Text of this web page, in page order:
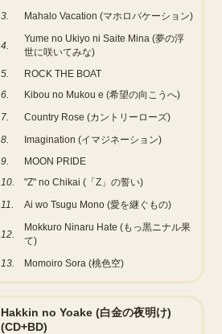
3.
Mahalo Vacation (マホロバケーション)
4.
Yume no Ukiyo ni Saite Mina (夢の浮
世に咲いてみな)
5.
ROCK THE BOAT
6.
Kibou no Mukou e (希望の向こうへ)
7.
Country Rose (カントリーローズ)
8.
Imagination (イマジネーション)
9.
MOON PRIDE
10.
"Z" no Chikai (「Z」の誓い)
11.
Ai wo Tsugu Mono (愛を継ぐもの)
12.
Mokkuro Ninaru Hate (もっ黒ニナル果
て)
13.
Momoiro Sora (桃色空)
Hakkin no Yoake (白金の夜明け)
(CD+BD)